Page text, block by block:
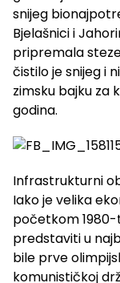
snijeg
Bjelašnici i
pripremala
čistilo je snijeg i
zimsku bajku za
godina.
Infrastrukturni
Iako je velika
početkom 1980-
predstaviti u
bile prve
komunističkoj